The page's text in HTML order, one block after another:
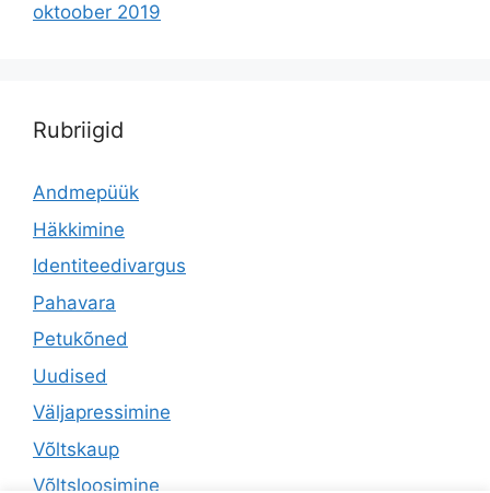
oktoober 2019
Rubriigid
Andmepüük
Häkkimine
Identiteedivargus
Pahavara
Petukõned
Uudised
Väljapressimine
Võltskaup
Võltsloosimine